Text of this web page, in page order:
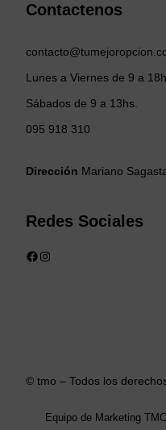
Contactenos
Lunes a Viernes de 9 a
Sábados de 9 a 13hs.
095 918 310
Dirección Mariano
Redes Sociales
Facebook Instagram
© tmo – Todos los
Equipo de Marketing